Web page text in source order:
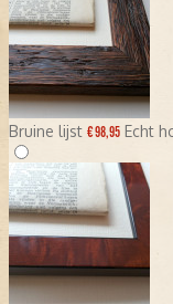
Helmond
Valkenswaard
Veldhoven
Geldrop
Nuenen
Oirschot
Mierlo
Best
Bruine lijst € 98,95 Echt